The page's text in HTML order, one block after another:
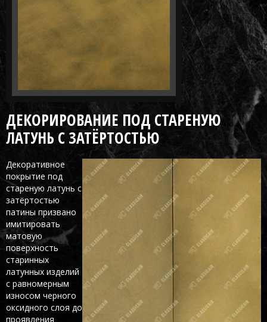
ДЕКОРИРОВАНИЕ ПОД СТАРЕНУЮ
ЛАТУНЬ С ЗАТЁРТОСТЬЮ
Декоративное
покрытие под
стареную латунь с
затёртостью
патины призвано
имитировать
матовую
поверхность
старинных
латунных изделий
с равномерным
износом черного
оксидного слоя до
проявления